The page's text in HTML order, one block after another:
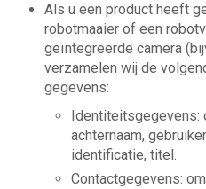
Als u een product heeft
robotmaaier of een
geïntegreerde camera
verzamelen wij de
gegevens:
Identiteitsgegevens:
achternaam,
identificatie, titel.
Contactgegevens: